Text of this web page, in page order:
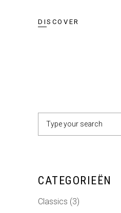
DISCOVER
CATEGORIEËN
Classics (3)